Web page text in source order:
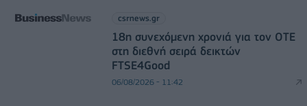
csrnews.gr
18η συνεχόμενη χρονιά για τον ΟΤΕ
στη διεθνή σειρά δεικτών
FTSE4Good
06/08/2026 - 11:42